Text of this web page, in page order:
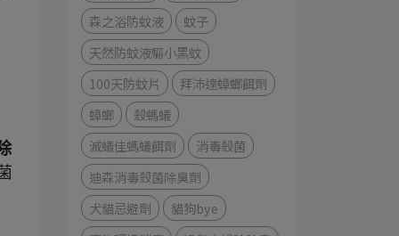
森之浴防蚊液
蚊子
天然防蚊液驅小黑蚊
100天防蚊片
拜沛達蟑螂餌劑
蟑螂
殺螞蟻
滅蟻佳螞蟻餌劑
消毒殺菌
迪森消毒殺菌除臭劑
犬貓忌避劑
貓狗bye